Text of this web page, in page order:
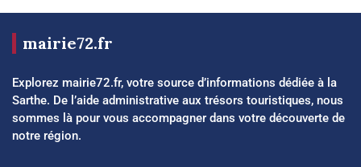
mairie72.fr
Explorez mairie72.fr, votre source d’informations dédiée à la
Sarthe. De l’aide administrative aux trésors touristiques, nous
sommes là pour vous accompagner dans votre découverte de
notre région.